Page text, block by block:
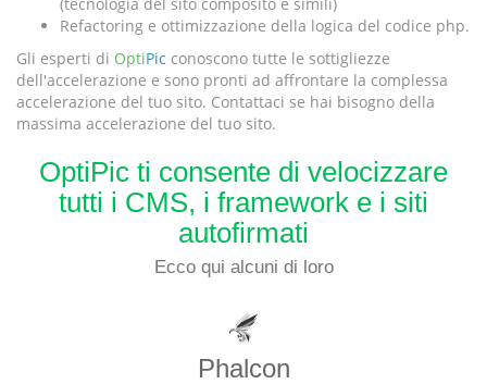
Refactoring e ottimizzazione della logica del codice php.
Gli esperti di OptiPic conoscono tutte le sottigliezze
dell'accelerazione e sono pronti ad affrontare la complessa
accelerazione del tuo sito. Contattaci se hai bisogno della
massima accelerazione del tuo sito.
OptiPic ti consente di velocizzare
tutti i CMS, i framework e i siti
autofirmati
Ecco qui alcuni di loro
Phalcon